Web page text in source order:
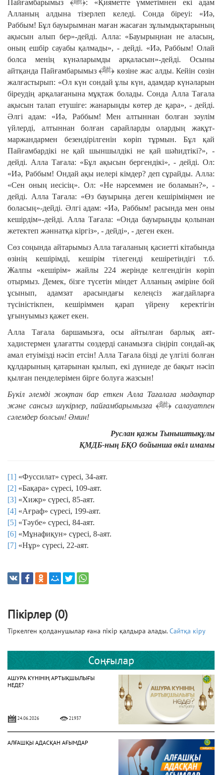
Пайғамбарымыз ﴾ﷺ﴿: «Қияметте үмметімнен екі адам
Алланың алдына тізерлеп келеді. Сонда біреуі: «Иә,
Раббым! Бұл бауырымнан маған жасаған зұлымдықтарының
ақысын алып бер»-дейді. Алла: «Бауырыңнан не аласың,
оның ешбір сауабы қалмады», - дейді. «Иә, Раббым! Олай
болса менің күнәларымды арқаласын»-дейді. Осыны
айтқанда Пайғамбарымыз ﴾ﷺ﴿ көзіне жас алды. Кейін сөзін
жалғастырып: «Ол күн сондай ұлы күн, адамдар күнәларын
біреудің арқалағанына мұқтаж болады. Сонда Алла Тағала
ақысын талап етушіге: жанарыңды көтер де қара», - дейді.
Әлгі адам: «Иә, Раббым! Мен алтыннан болған зәулім
үйлерді, алтыннан болған сарайларды олардың жақұт-
маржандармен безендірілгенін көріп тұрмын. Бұл қай
Пайғамбардікі не қай шыншылдікі не қай шәһидтікі?», -
дейді. Алла Тағала: «Бұл ақысын бергендікі», - дейді. Ол:
«Иә, Раббым! Ондай ақы иелері кімдер? деп сұрайды. Алла:
«Сен оның иесісің». Ол: «Не нәрсеммен ие боламын?», -
дейді. Алла Тағала: «Өз бауырыңа деген кешіріміңмен ие
боласың»-дейді. Әлгі адам: «Иә, Раббым! расында мен оны
кешірдім»-дейді. Алла Тағала: «Онда бауырыңды қолынан
жетектеп жәннатқа кіргіз», - дейді», - деген екен.
Сөз соңында айтарымыз Алла тағаланың қасиетті кітабында
өзінің кешірімді, кешірім тілегенді кешіретіндігі т.б.
Жалпы «кешірім» жайлы 224 жерінде келгендігін көріп
отырмыз. Демек, бізге түсетін міндет Алланың әміріне бой
ұсынып, адамзат арасындағы келеңсіз жағдайларға
түсіністікпен, кешіріммен қарап үйрену керектігін
ұғынуымыз қажет екен.
Алла Тағала баршамызға, осы айтылған барлық аят-
хадистермен ұлағатты сөздерді санамызға сіңіріп сондай-ақ
амал етуімізді нәсіп етсін! Алла Тағала бізді де үлгілі болған
құлдарының қатарынан қылып, екі дүниеде де бақыт нәсіп
қылған пенделерімен бірге болуға жазсын!
Бүкіл әлемді жоқтан бар еткен Алла Тағалаға мадақтар
және сансыз шүкірлер, пайғамбарымызға
﴾ﷺ﴿салауатпен
сәлемдер болсын! Әмин!
Руслан қажы Тыныштықұлы
ҚМДБ-ның БҚО бойынша өкіл имамы
[1] «Фуссилат» сүресі, 34-аят.
[2] «Бақара» сүресі, 109-аят.
[3] «Хижр» сүресі, 85-аят.
[4] «Ағраф» сүресі, 199-аят.
[5] «Тәубе» сүресі, 84-аят.
[6] «Мұнафиқун» сүресі, 8-аят.
[7] «Нұр» сүресі, 22-аят.
Пікірлер (0)
Тіркелген қолданушылар ғана пікір қалдыра алады.Сайтқа кіру
Соңғылар
АШУРА КҮНІНІҢ АРТЫҚШЫЛЫҒЫ
НЕДЕ?
24.06.2026 21937
АЛҒАШҚЫ АДАСҚАН АҒЫМДАР